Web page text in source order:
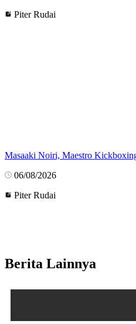
Piter Rudai
Masaaki Noiri, Maestro
06/08/2026
Piter Rudai
Berita Lainnya